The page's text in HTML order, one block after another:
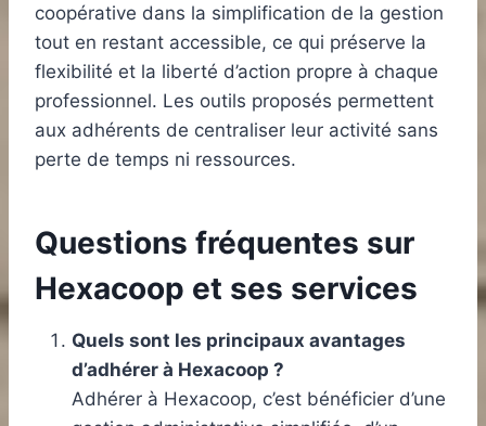
coopérative dans la simplification de la gestion
tout en restant accessible, ce qui préserve la
flexibilité et la liberté d’action propre à chaque
professionnel. Les outils proposés permettent
aux adhérents de centraliser leur activité sans
perte de temps ni ressources.
Questions fréquentes sur
Hexacoop et ses services
Quels sont les principaux avantages
d’adhérer à Hexacoop ?
Adhérer à Hexacoop, c’est bénéficier d’une